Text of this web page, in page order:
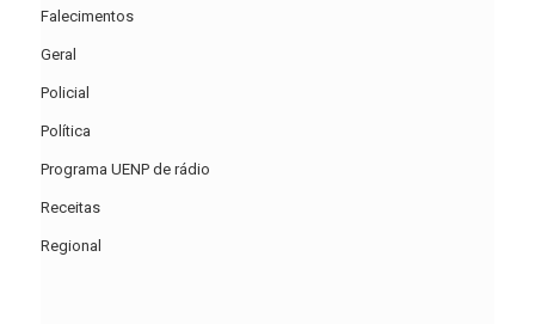
Falecimentos
Geral
Policial
Política
Programa UENP de rádio
Receitas
Regional